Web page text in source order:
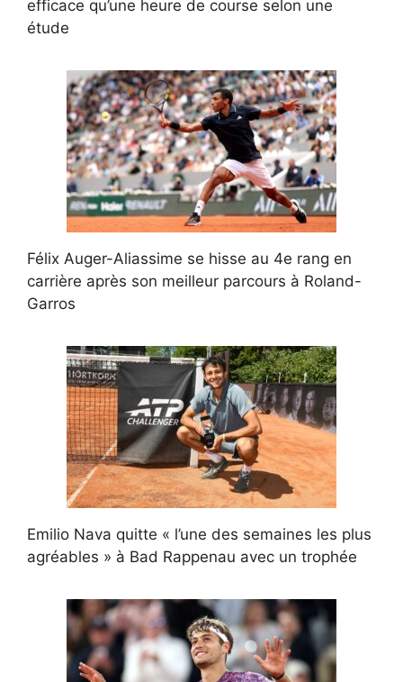
efficace qu’une heure de course selon une
étude
Félix Auger-Aliassime se hisse au 4e rang en
carrière après son meilleur parcours à Roland-
Garros
Emilio Nava quitte « l’une des semaines les plus
agréables » à Bad Rappenau avec un trophée